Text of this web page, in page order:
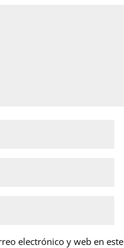
electrónico y web en